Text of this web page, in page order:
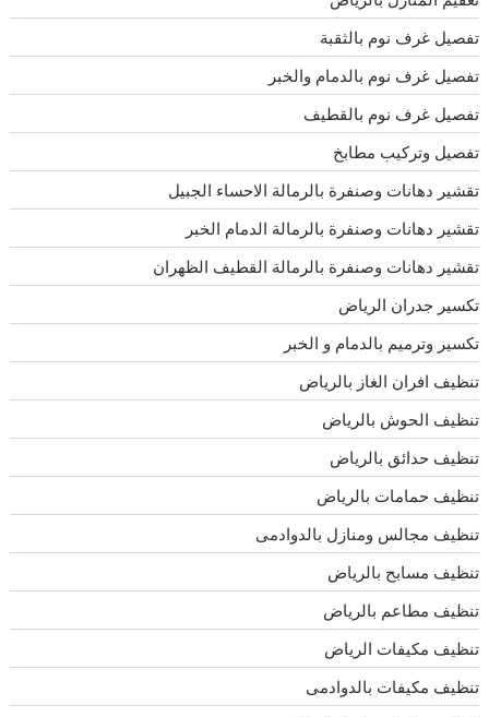
تفصيل غرف نوم بالثقبة
تفصيل غرف نوم بالدمام والخبر
تفصيل غرف نوم بالقطيف
تفصيل وتركيب مطابخ
تقشير دهانات وصنفرة بالرمالة الاحساء الجبيل
تقشير دهانات وصنفرة بالرمالة الدمام الخبر
تقشير دهانات وصنفرة بالرمالة القطيف الظهران
تكسير جدران الرياض
تكسير وترميم بالدمام و الخبر
تنظيف افران الغاز بالرياض
تنظيف الحوش بالرياض
تنظيف حدائق بالرياض
تنظيف حمامات بالرياض
تنظيف مجالس ومنازل بالدوادمى
تنظيف مسابح بالرياض
تنظيف مطاعم بالرياض
تنظيف مكيفات الرياض
تنظيف مكيفات بالدوادمى